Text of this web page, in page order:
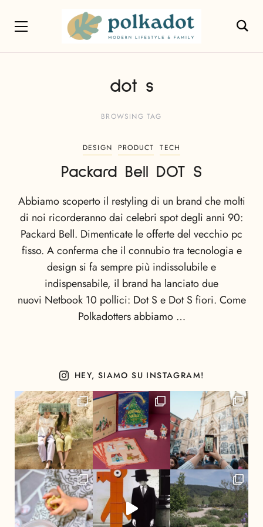
dot s
BROWSING TAG
DESIGN PRODUCT TECH
Packard Bell DOT S
Abbiamo scoperto il restyling di un brand che molti
di noi ricorderanno dai celebri spot degli anni 90:
Packard Bell. Dimenticate le offerte del vecchio pc
fisso. A conferma che il connubio tra tecnologia e
design si fa sempre più indissolubile e
indispensabile, il brand ha lanciato due
nuovi Netbook 10 pollici: Dot S e Dot S fiori. Come
Polkadotters abbiamo …
HEY, SIAMO SU INSTAGRAM!